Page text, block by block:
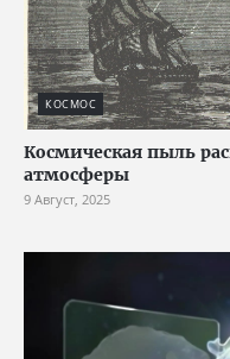
КОСМОС
Космическая пыль
атмосферы
9 Август, 2025